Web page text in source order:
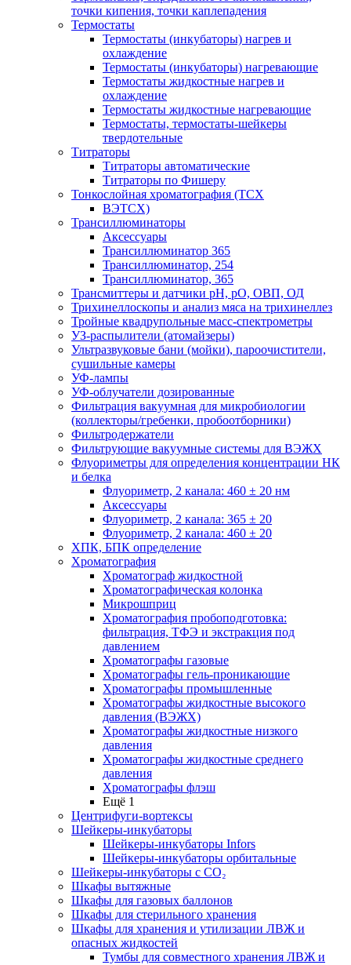
точки кипения, точки каплепадения
Термостаты
Термостаты (инкубаторы) нагрев и
охлаждение
Термостаты (инкубаторы) нагревающие
Термостаты жидкостные нагрев и
охлаждение
Термостаты жидкостные нагревающие
Термостаты, термостаты-шейкеры
твердотельные
Титраторы
Титраторы автоматические
Титраторы по Фишеру
Тонкослойная хроматография (ТСХ
ВЭТСХ)
Трансиллюминаторы
Аксессуары
Трансиллюминатор 365
Трансиллюминатор, 254
Трансиллюминатор, 365
Трансмиттеры и датчики рН, рО, ОВП, ОД
Трихинеллоскопы и анализ мяса на трихинеллез
Тройные квадрупольные масс-спектрометры
УЗ-распылители (атомайзеры)
Ультразвуковые бани (мойки), пароочистители,
сушильные камеры
УФ-лампы
УФ-облучатели дозированные
Фильтрация вакуумная для микробиологии
(коллекторы/гребенки, пробоотборники)
Фильтродержатели
Фильтрующие вакуумные системы для ВЭЖХ
Флуориметры для определения концентрации НК
и белка
Флуориметр, 2 канала: 460 ± 20 нм
Аксессуары
Флуориметр, 2 канала: 365 ± 20
Флуориметр, 2 канала: 460 ± 20
ХПК, БПК определение
Хроматография
Хроматограф жидкостной
Хроматографическая колонка
Микрошприц
Хроматография пробоподготовка:
фильтрация, ТФЭ и экстракция под
давлением
Хроматографы газовые
Хроматографы гель-проникающие
Хроматографы промышленные
Хроматографы жидкостные высокого
давления (ВЭЖХ)
Хроматографы жидкостные низкого
давления
Хроматографы жидкостные среднего
давления
Хроматографы флэш
Ещё 1
Центрифуги-вортексы
Шейкеры-инкубаторы
Шейкеры-инкубаторы Infors
Шейкеры-инкубаторы орбитальные
Шейкеры-инкубаторы с CО₂
Шкафы вытяжные
Шкафы для газовых баллонов
Шкафы для стерильного хранения
Шкафы для хранения и утилизации ЛВЖ и
опасных жидкостей
Тумбы для совместного хранения ЛВЖ и